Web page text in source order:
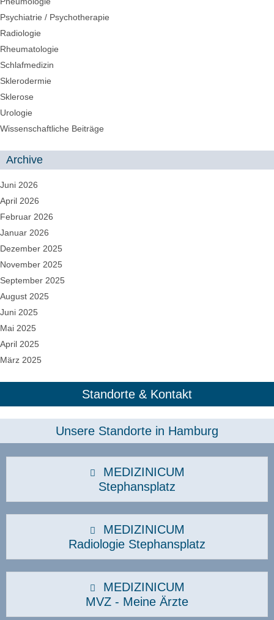
Psychiatrie / Psychotherapie
Radiologie
Rheumatologie
Schlafmedizin
Sklerodermie
Sklerose
Urologie
Wissenschaftliche Beiträge
Archive
Juni 2026
April 2026
Februar 2026
Januar 2026
Dezember 2025
November 2025
September 2025
August 2025
Juni 2025
Mai 2025
April 2025
März 2025
Standorte & Kontakt
Unsere Standorte in Hamburg​
MEDIZINICUM
Stephansplatz
MEDIZINICUM
Radiologie Stephansplatz
MEDIZINICUM
MVZ - Meine Ärzte